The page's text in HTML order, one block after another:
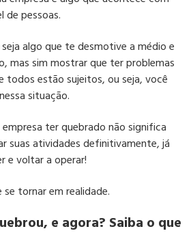
de pessoas.
algo que te desmotive a médio e
mas sim mostrar que ter problemas
todos estão sujeitos, ou seja, você
situação.
ter quebrado não significa
suas atividades definitivamente, já
e voltar a operar!
tornar em realidade.
e agora? Saiba o que